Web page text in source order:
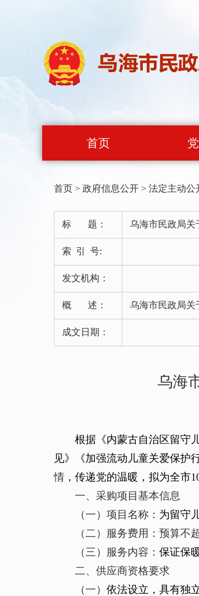
首页
首页 > 政府信息公开 > 法定主动公
标 题： 乌海市民政局关
索 引 号:
发文机构：
概 述： 乌海市民政局关
成文日期：
乌海
根据 《内蒙古自治区留守
见》《加强流动儿童关爱保护
情 ，传递党的温暖， 拟为全市
一、采购项目基本信息
（一）项目名称： 为留守
（二）服务费用： 预算不
（三）服务内容： 保证保
二、供应商资格要求
（一） 依法设立，具有独